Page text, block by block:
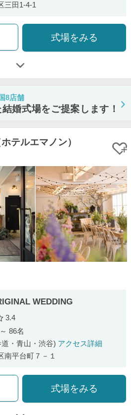
三田1-4-1
式場をみる
8店舗
婚式場をご提案します！
テルエマノン）
WEDDING
口コミ評価
3.4
86名
・青山・渋谷) アクセス詳細
南平台町７－１
式場をみる